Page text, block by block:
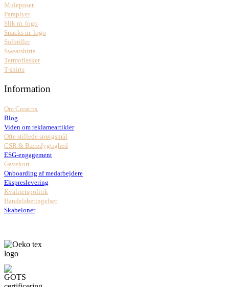
Muleposer
Paraplyer
Slik m. logo
Snacks m. logo
Solbriller
Sweatshirts
Termoflasker
T-shirts
Information
Om Creatrix
Blog
Viden om reklameartikler
Ofte stillede spørgsmål
CSR & Bæredygtighed
ESG-engagement
Gavekort
Onboarding af medarbejdere
Ekspreslevering
Kvalitetspolitik
Handelsbetingelser
Skabeloner